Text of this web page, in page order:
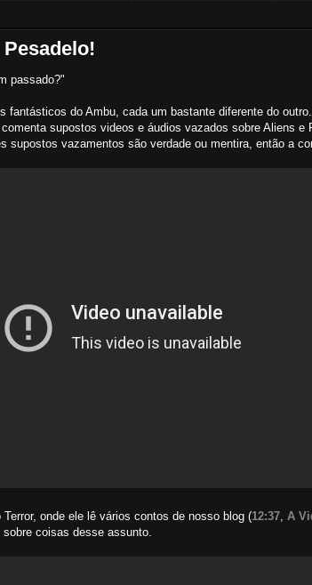
passado?"
fantásticos do Ambu, cada um bastante diferente do outro.
supostos videos e áudios vazados sobre Aliens
supostos vazamentos são verdade ou mentira, então a
onde ele lê vários contos de nosso blog (12:37, A
coisas desse assunto.